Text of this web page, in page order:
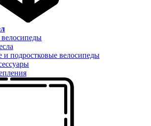
и подростковые велосипеды